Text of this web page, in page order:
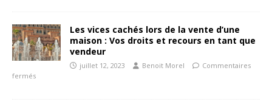
Les vices cachés lors de la vente d’une
maison : Vos droits et recours en tant que
vendeur
juillet 12, 2023 Benoit Morel
Commentaires
fermés